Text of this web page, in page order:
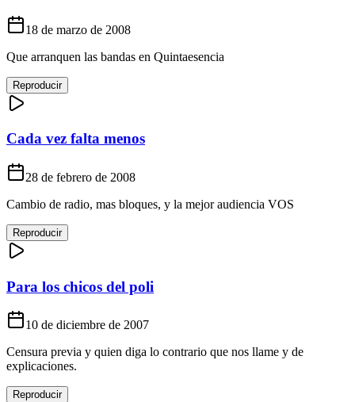
18 de marzo de 2008
Que arranquen las bandas en Quintaesencia
Reproducir
Cada vez falta menos
28 de febrero de 2008
Cambio de radio, mas bloques, y la mejor audiencia VOS
Reproducir
Para los chicos del poli
10 de diciembre de 2007
Censura previa y quien diga lo contrario que nos llame y de
explicaciones.
Reproducir